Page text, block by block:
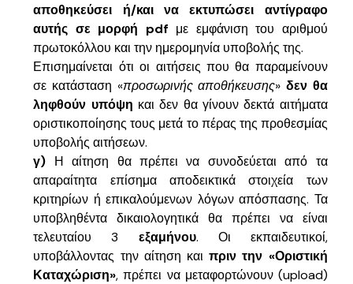
αποθηκεύσει ή/και να εκτυπώσει αντίγραφο
αυτής σε μορφή pdf με εμφάνιση του αριθμού
πρωτοκόλλου και την ημερομηνία υποβολής της.
Επισημαίνεται ότι οι αιτήσεις που θα παραμείνουν
σε κατάσταση «προσωρινής αποθήκευσης» δεν θα
ληφθούν υπόψη και δεν θα γίνουν δεκτά αιτήματα
οριστικοποίησης τους μετά το πέρας της προθεσμίας
υποβολής αιτήσεων.
γ) Η αίτηση θα πρέπει να συνοδεύεται από τα
απαραίτητα επίσημα αποδεικτικά στοιχεία των
κριτηρίων ή επικαλούμενων λόγων απόσπασης. Τα
υποβληθέντα δικαιολογητικά θα πρέπει να είναι
τελευταίου 3 εξαμήνου. Οι εκπαιδευτικοί,
υποβάλλοντας την αίτηση καιπριν την «Οριστική
Καταχώριση», πρέπει να μεταφορτώνουν (upload)